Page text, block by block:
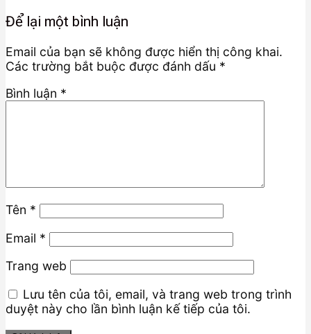
Để lại một bình luận
Email của bạn sẽ không được hiển thị công khai.
Các trường bắt buộc được đánh dấu *
Bình luận *
Tên *
Email *
Trang web
Lưu tên của tôi, email, và trang web trong trình
duyệt này cho lần bình luận kế tiếp của tôi.